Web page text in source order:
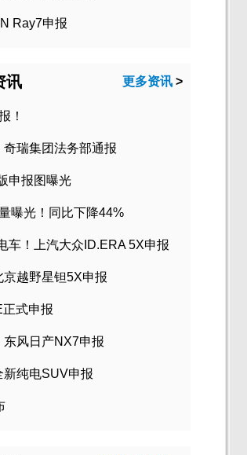
Ray7申报
讯 更多资讯 >
！
瑞集团法务部通报
申报图曝光
曝光！同比下降44%
车！上汽大众ID.ERA 5X申报
越野星钽5X申报
式申报
东风日产NX7申报
纯电SUV申报